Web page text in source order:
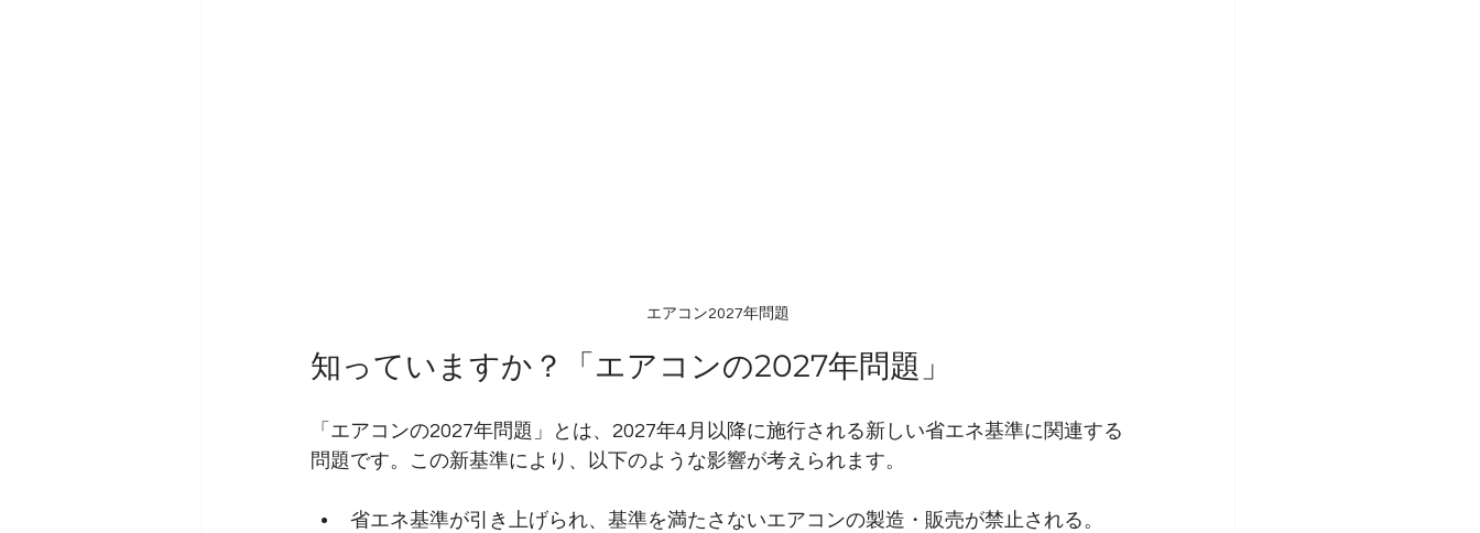
エアコン2027年問題
知っていますか？「エアコンの2027年問題」
「エアコンの2027年問題」とは、2027年4月以降に施行される新しい省エネ基準に関連する
問題です。この新基準により、以下のような影響が考えられます。
省エネ基準が引き上げられ、基準を満たさないエアコンの製造・販売が禁止される。